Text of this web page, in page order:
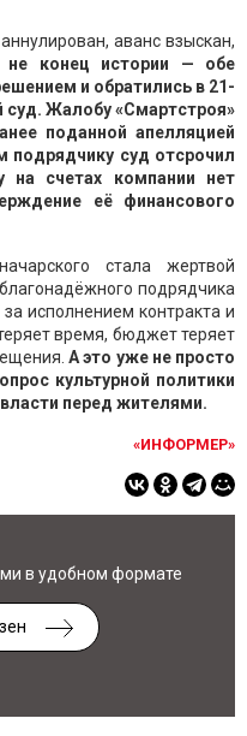
аванс взыскан,
не конец истории — обе
и обратились в 21-
Жалобу «Смартстроя»
поданной апелляцией
подрядчику суд отсрочил
на счетах компании нет
её финансового
стала жертвой
подрядчика
за исполнением контракта и
время, бюджет теряет
А это уже не просто
культурной политики
перед жителями.
«ИНФОРМЕР»
в удобном формате